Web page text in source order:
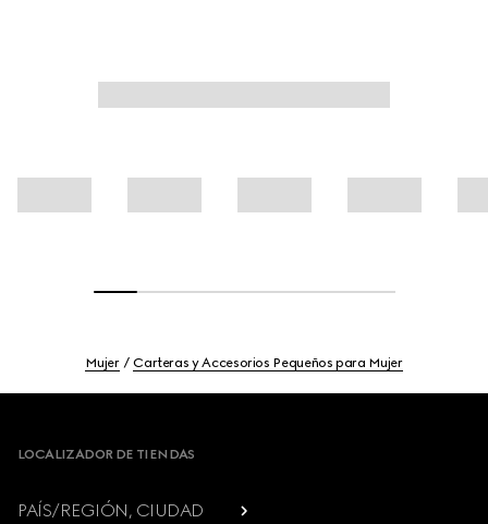
Mujer Carteras y Accesorios Pequeños para Mujer
LOCALIZADOR DE TIENDAS
PAÍS/REGIÓN, CIUDAD